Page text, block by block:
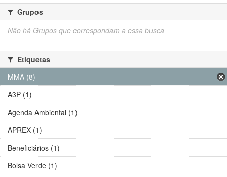
Grupos
Não há Grupos que correspondam a essa busca
Etiquetas
MMA (8)
A3P (1)
Agenda Ambiental (1)
APREX (1)
Beneficiários (1)
Bolsa Verde (1)